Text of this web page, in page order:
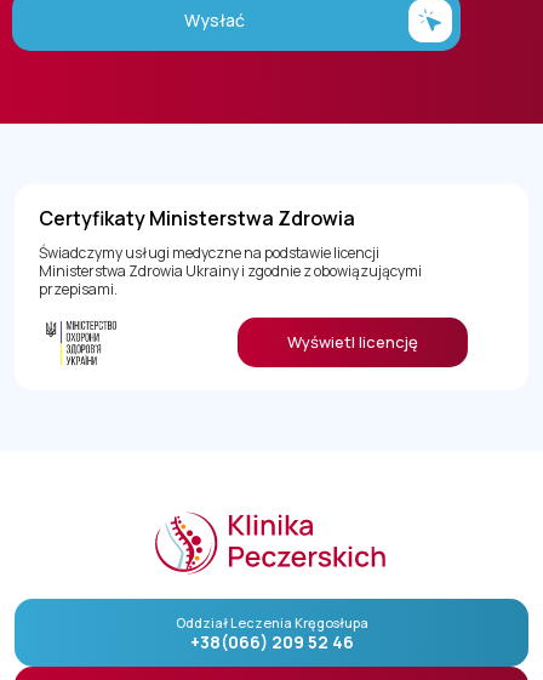
Wysłać
Certyfikaty Ministerstwa Zdrowia
Świadczymy usługi medyczne na podstawie licencji
Ministerstwa Zdrowia Ukrainy i zgodnie z obowiązującymi
przepisami.
Wyświetl licencję
Oddział Leczenia Kręgosłupa
+38(066) 209 52 46